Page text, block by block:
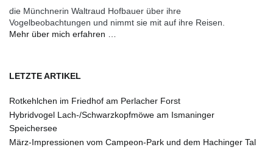
die Münchnerin Waltraud Hofbauer über ihre
Vogelbeobachtungen und nimmt sie mit auf ihre Reisen.
Mehr über mich erfahren …
LETZTE ARTIKEL
Rotkehlchen im Friedhof am Perlacher Forst
Hybridvogel Lach-/Schwarzkopfmöwe am Ismaninger
Speichersee
März-Impressionen vom Campeon-Park und dem Hachinger Tal